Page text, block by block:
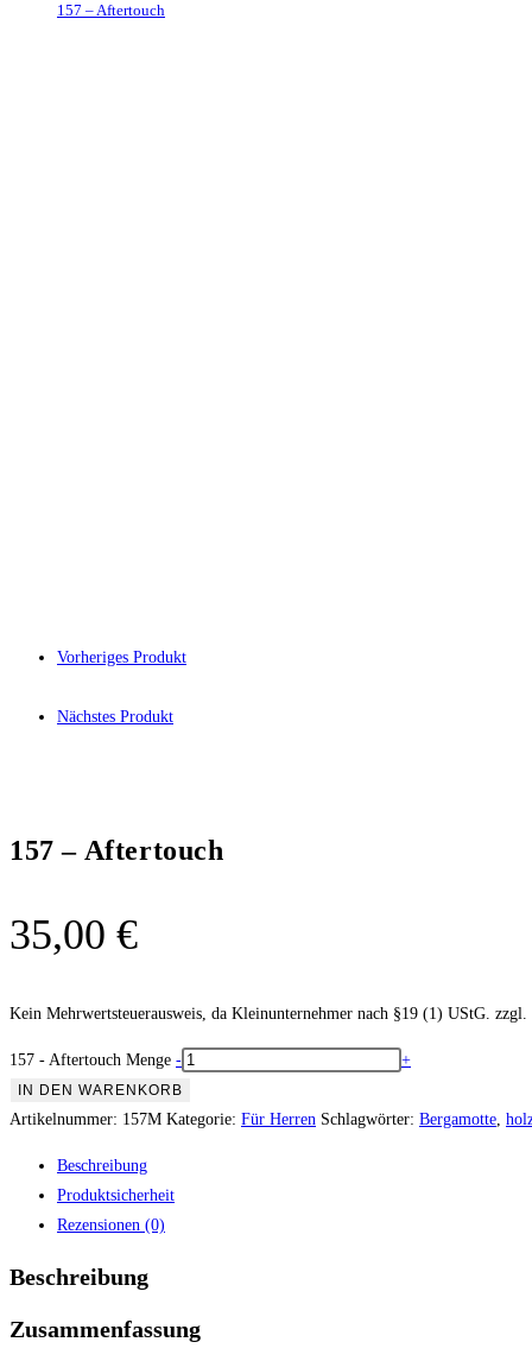
157 – Aftertouch
Vorheriges Produkt
Nächstes Produkt
157 – Aftertouch
35,00 €
Kein Mehrwertsteuerausweis, da Kleinunternehmer nach §19 (1) UStG. zzgl.
157 - Aftertouch Menge - +
IN DEN WARENKORB
Artikelnummer: 157M Kategorie: Für Herren Schlagwörter: Bergamotte,
Beschreibung
Produktsicherheit
Rezensionen (0)
Beschreibung
Zusammenfassung